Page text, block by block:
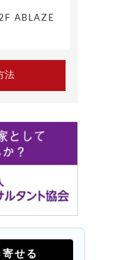
ABLAZE
法
せる